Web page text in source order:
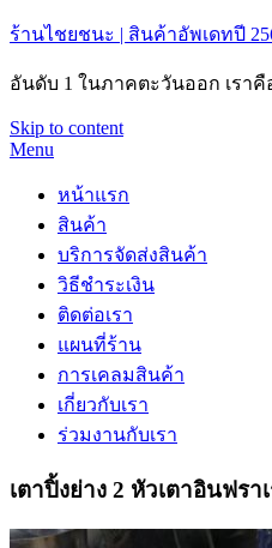
ร้านไชยชนะ | สินค้าอัพเดทปี
อันดับ 1 ในภาคตะวันออก เราคื
Skip to content
Menu
หน้าแรก
สินค้า
บริการจัดส่งสินค้า
วิธีชำระเงิน
ติดต่อเรา
แผนที่ร้าน
การเคลมสินค้า
เกี่ยวกับเรา
ร่วมงานกับเรา
เตาปิ้งย่าง 2 หัวเตาอินฟรา